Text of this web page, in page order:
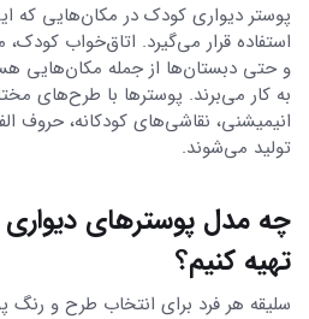
پوستر دیواری کودک در مکان‌هایی که
استفاده قرار می‌گیرد. اتاق‌خواب
و حتی دبستان‌ها از جمله مکان‌هایی
به کار می‌برند. پوستر‌ها با طرح‌های
انیمیشنی، نقاشی‌های کودکانه، حروف
تولید می‌شوند.
چه مدل پوسترهای دیواری
تهیه کنیم؟
سلیقه هر فرد برای انتخاب طرح و رنگ